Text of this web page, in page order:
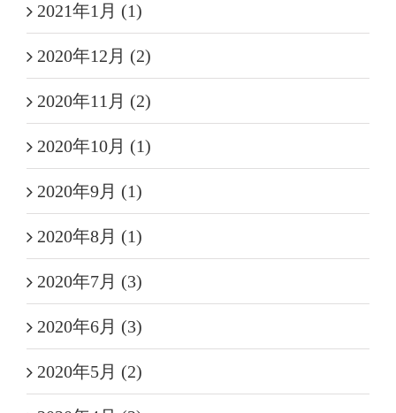
2021年1月 (1)
2020年12月 (2)
2020年11月 (2)
2020年10月 (1)
2020年9月 (1)
2020年8月 (1)
2020年7月 (3)
2020年6月 (3)
2020年5月 (2)